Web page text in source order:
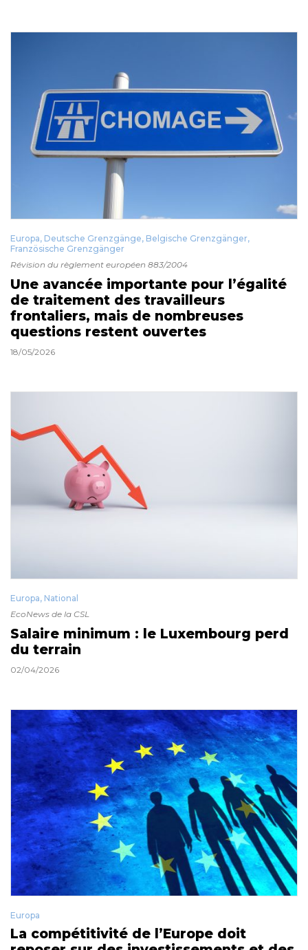
Europa, Deutsche Grenzgänge, Belgische Grenzgänger,
Französische Grenzgänger
Révision du règlement européen 883/2004
Une avancée importante pour l’égalité
de traitement des travailleurs
frontaliers, mais de nombreuses
questions restent ouvertes
18/05/2026
Europa, National
EcoNews de la CSL
Salaire minimum : le Luxembourg perd
du terrain
02/04/2026
Europa
La compétitivité de l’Europe doit